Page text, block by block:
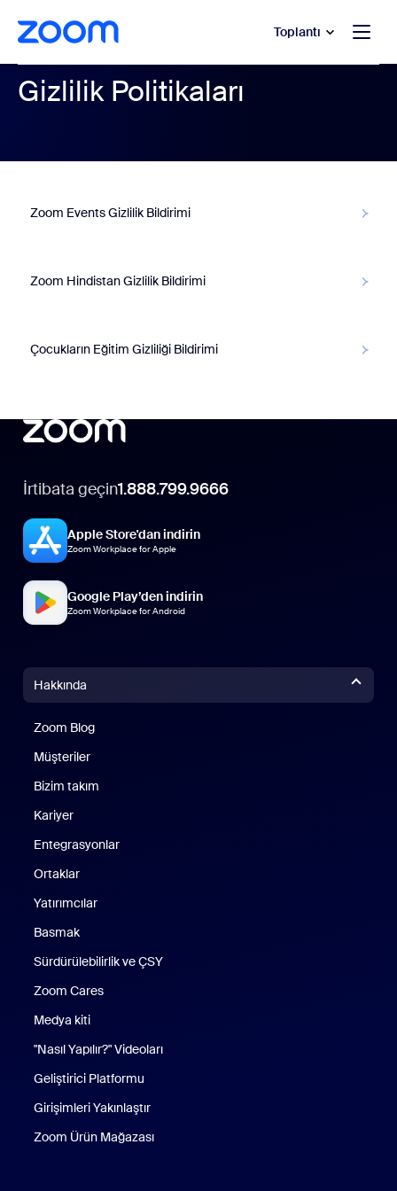
içeriğe atla
yardımına atla Toplantı
Gizlilik Politikaları
Zoom Events Gizlilik Bildirimi
Zoom Hindistan Gizlilik Bildirimi
Çocukların Eğitim Gizliliği Bildirimi
İrtibata geçin1.888.799.9666
Apple Store'dan indirin
Zoom Workplace for Apple
Google Play’den indirin
Zoom Workplace for Android
Hakkında
Zoom Blog
Müşteriler
Bizim takım
Kariyer
Entegrasyonlar
Ortaklar
Yatırımcılar
Basmak
Sürdürülebilirlik ve ÇSY
Zoom Cares
Medya kiti
"Nasıl Yapılır?" Videoları
Geliştirici Platformu
Girişimleri Yakınlaştır
Zoom Ürün Mağazası